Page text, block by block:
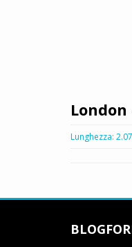
Lunghezza: